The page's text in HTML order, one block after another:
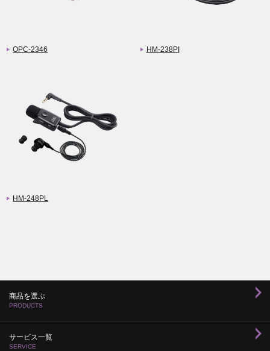
OPC-2346 HM-238PI
HM-248PL
商品を選ぶ
PRODUCTS
サービス一覧
SERVICE